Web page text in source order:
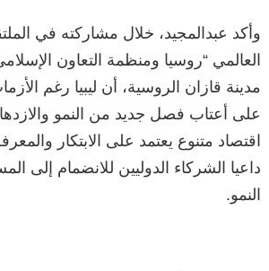
وأكد عبدالمجيد، خلال مشاركته في
العالمي “روسيا ومنظمة التعاون
مدينة قازان الروسية، أن ليبيا رغم
على أعتاب فصل جديد من النمو
اقتصاد متنوع يعتمد على الابتكار
داعيا الشركاء الدوليين للانضمام إلى
النمو.